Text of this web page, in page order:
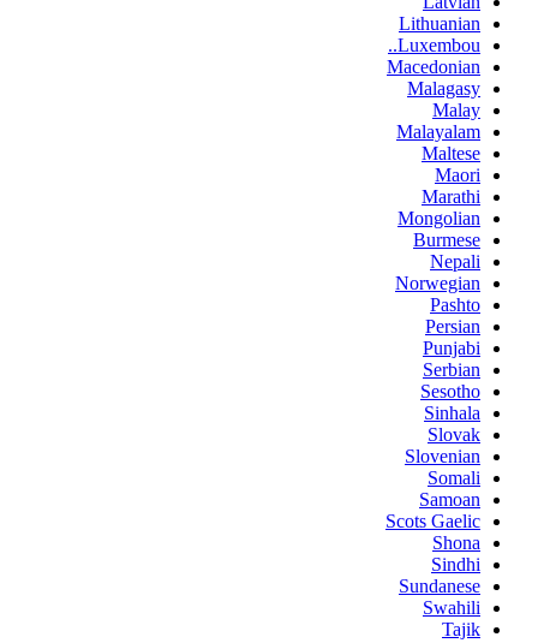
Lithuanian
Luxembou..
Macedonian
Malagasy
Malay
Malayalam
Maltese
Maori
Marathi
Mongolian
Burmese
Nepali
Norwegian
Pashto
Persian
Punjabi
Serbian
Sesotho
Sinhala
Slovak
Slovenian
Somali
Samoan
Scots Gaelic
Shona
Sindhi
Sundanese
Swahili
Tajik